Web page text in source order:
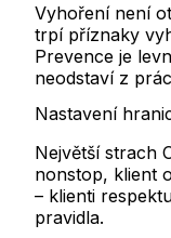
Vyhoření není
trpí příznaky
Prevence je
neodstaví z
Nastavení
Největší strach
nonstop, klient
– klienti
pravidla.